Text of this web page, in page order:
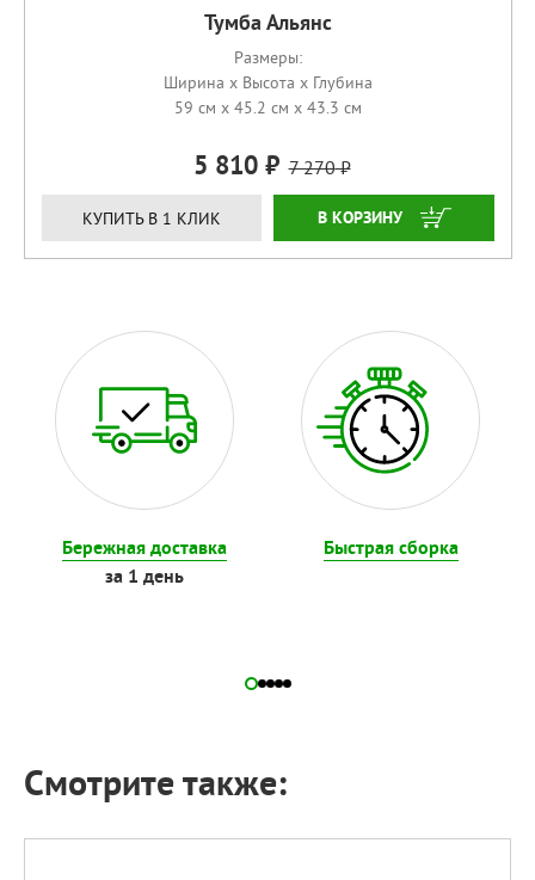
Тумба Альянс
Размеры:
Ширина x Высота x Глубина
59 см x 45.2 см x 43.3 см
5 810 7 270
КУПИТЬ В 1 КЛИК КУПИТЬ
Бережная доставка
за 1 день
Быстрая сборка
Смотрите также: